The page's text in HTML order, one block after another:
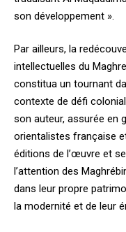
son développement ».
Par ailleurs, la
intellectuelles du
constitua un tournant
contexte de défi
son auteur, assurée en
orientalistes française
éditions de l’œuvre et
l’attention des
dans leur propre
la modernité et de leur